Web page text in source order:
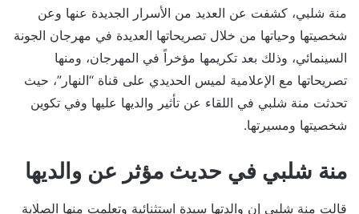
منة شلبي، كشفت عن العديد من الأسرار الجديدة عنها وعن
شخصيتها وحياتها من خلال تصريحاتها العديدة في مهرجان الجونة
السينمائي، وذلك بعد تكريمها مؤخراً في المهرجان، ومنها
تصريحاتها مع الإعلامية لميس الحديدي على قناة “النهار”، حيث
تحدثت منة شلبي في اللقاء عن تأثير والديها عليها وفي تكوين
شخصيتها ومسيرتها.
منة شلبي في حديث مؤثر عن والديها
قالت منة شلبي إن والدتها سيدة استثنائية وتعلمت منها الصلابة